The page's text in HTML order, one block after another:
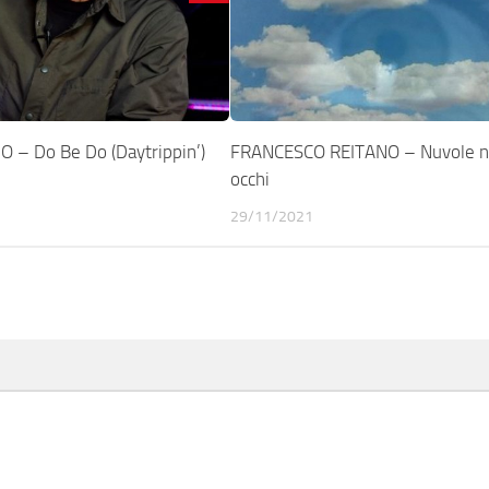
– Do Be Do (Daytrippin’)
FRANCESCO REITANO – Nuvole
occhi
29/11/2021